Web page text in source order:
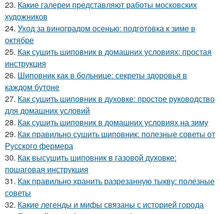
23. Какие галереи представляют работы московских
художников
24. Уход за виноградом осенью: подготовка к зиме в
октябре
25. Как сушить шиповник в домашних условиях: простая
инструкция
26. Шиповник как в больнице: секреты здоровья в
каждом бутоне
27. Как сушить шиповник в духовке: простое руководство
для домашних условий
28. Как сушить шиповник в домашних условиях на зиму
29. Как правильно сушить шиповник: полезные советы от
Русского фермера
30. Как высушить шиповник в газовой духовке:
пошаговая инструкция
31. Как правильно хранить разрезанную тыкву: полезные
советы
32. Какие легенды и мифы связаны с историей города